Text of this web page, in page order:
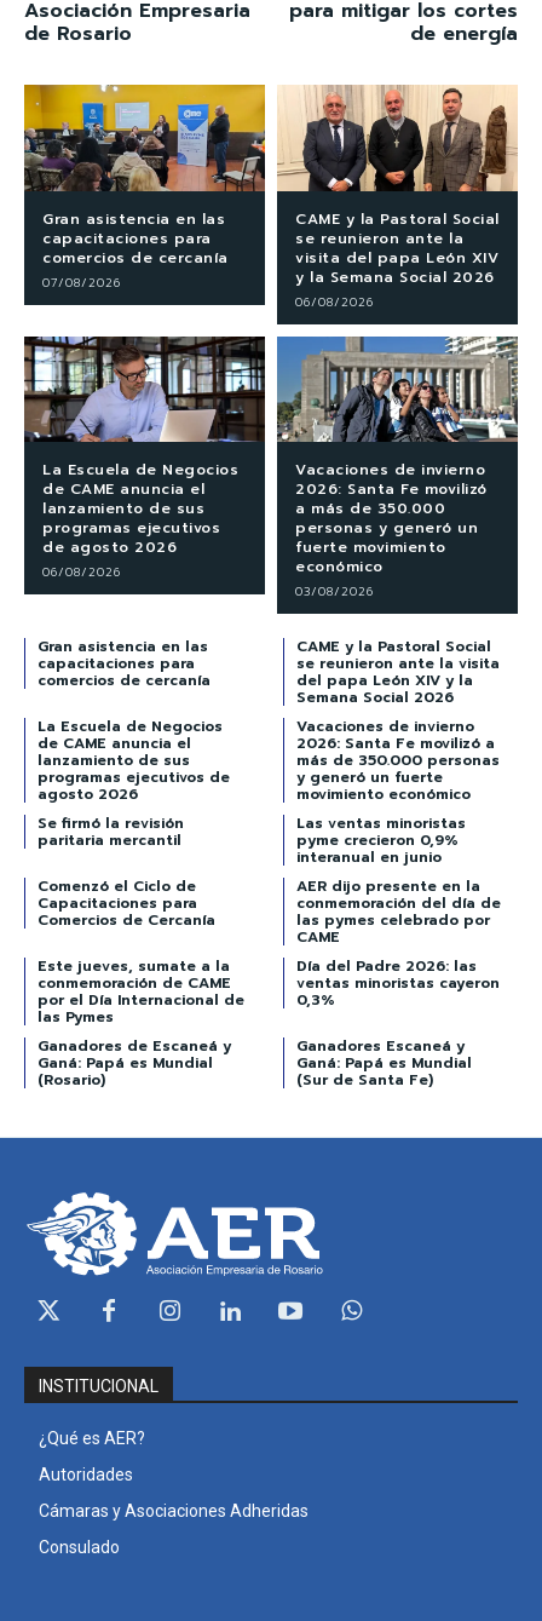
Asociación Empresaria
de Rosario
para mitigar los cortes
de energía
Gran asistencia en las
capacitaciones para
comercios de cercanía
07/08/2026
CAME y la Pastoral Social
se reunieron ante la
visita del papa León XIV
y la Semana Social 2026
06/08/2026
La Escuela de Negocios
de CAME anuncia el
lanzamiento de sus
programas ejecutivos
de agosto 2026
06/08/2026
Vacaciones de invierno
2026: Santa Fe movilizó
a más de 350.000
personas y generó un
fuerte movimiento
económico
03/08/2026
Gran asistencia en las
capacitaciones para
comercios de cercanía
CAME y la Pastoral Social
se reunieron ante la visita
del papa León XIV y la
Semana Social 2026
La Escuela de Negocios
de CAME anuncia el
lanzamiento de sus
programas ejecutivos de
agosto 2026
Vacaciones de invierno
2026: Santa Fe movilizó a
más de 350.000 personas
y generó un fuerte
movimiento económico
Se firmó la revisión
paritaria mercantil
Las ventas minoristas
pyme crecieron 0,9%
interanual en junio
Comenzó el Ciclo de
Capacitaciones para
Comercios de Cercanía
AER dijo presente en la
conmemoración del día de
las pymes celebrado por
CAME
Este jueves, sumate a la
conmemoración de CAME
por el Día Internacional de
las Pymes
Día del Padre 2026: las
ventas minoristas cayeron
0,3%
Ganadores de Escaneá y
Ganá: Papá es Mundial
(Rosario)
Ganadores Escaneá y
Ganá: Papá es Mundial
(Sur de Santa Fe)
INSTITUCIONAL
¿Qué es AER?
Autoridades
Cámaras y Asociaciones Adheridas
Consulado